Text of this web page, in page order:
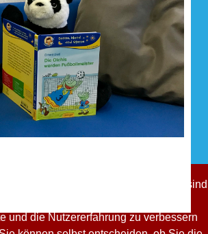
unserer Website. Einige von ihnen sind
der Seite, während andere uns
und die Nutzererfahrung zu verbessern